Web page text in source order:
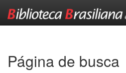
Página de busca